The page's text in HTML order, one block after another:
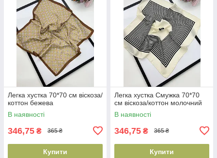
Легка хустка 70*70 см віскоза/
коттон бежева
В наявності
346,75 ₴ 365 ₴
Купити
Легка хустка Смужка 70*70
см віскоза/коттон молочний
В наявності
346,75 ₴ 365 ₴
Купити